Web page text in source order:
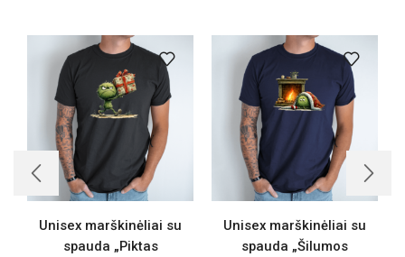
Unisex marškinėliai su
spauda „Piktas
Unisex marškinėliai su
spauda „Šilumos